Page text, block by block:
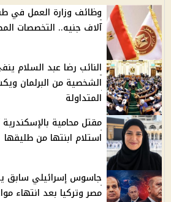
آلاف جنيه.. التخصصات
النائب رضا عبد السلام
الشخصية من البرلمان
المتداولة
مقتل محامية
استلام ابنتها من طليقها
جاسوس إسرائيلي سابق
مصر وتركيا بعد انتهاء